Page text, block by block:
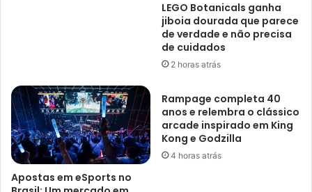
LEGO Botanicals ganha
jiboia dourada que parece
de verdade e não precisa
de cuidados
2 horas atrás
Apostas em eSports no
Rampage completa 40
anos e relembra o clássico
arcade inspirado em King
Kong e Godzilla
4 horas atrás